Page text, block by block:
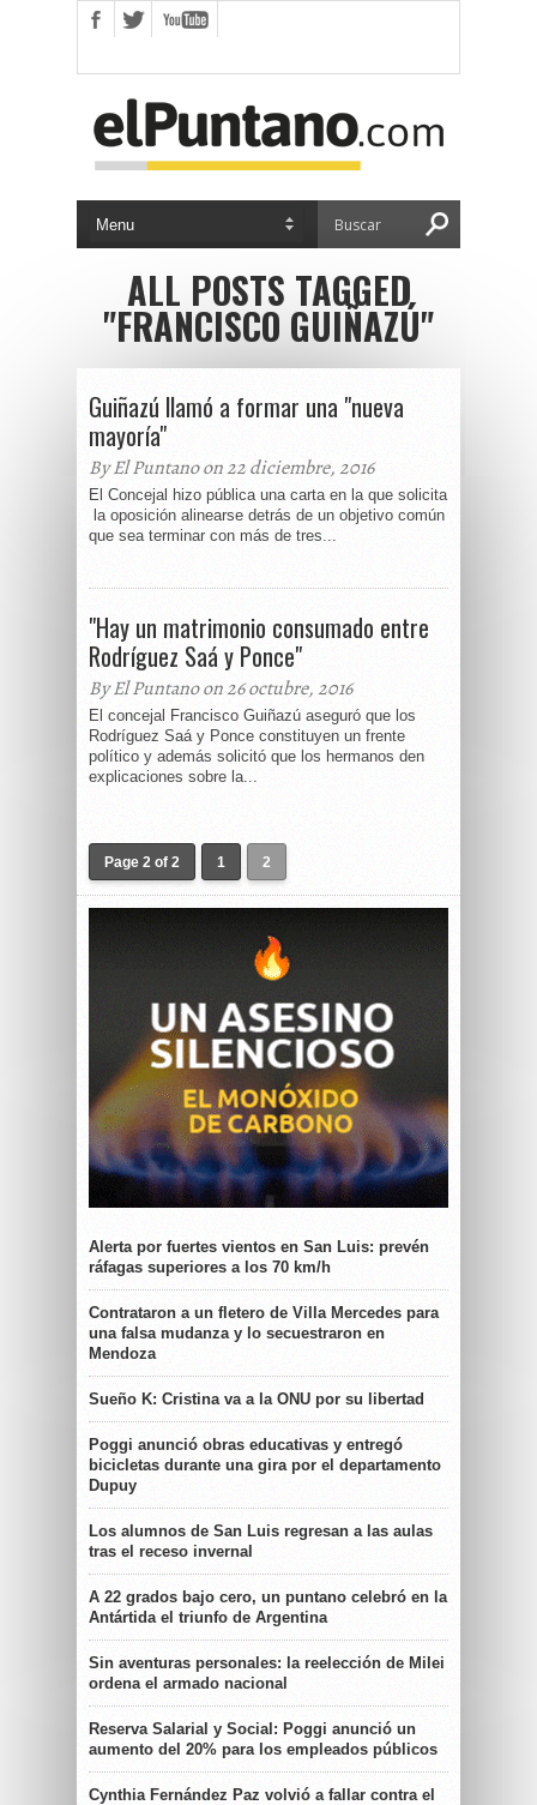
ALL POSTS TAGGED
"FRANCISCO GUIÑAZÚ"
Guiñazú llamó a formar una "nueva
mayoría"
By El Puntano on 22 diciembre, 2016
El Concejal hizo pública una carta en la que solicita
la oposición alinearse detrás de un objetivo común
que sea terminar con más de tres...
"Hay un matrimonio consumado entre
Rodríguez Saá y Ponce"
By El Puntano on 26 octubre, 2016
El concejal Francisco Guiñazú aseguró que los
Rodríguez Saá y Ponce constituyen un frente
político y además solicitó que los hermanos den
explicaciones sobre la...
Page 2 of 2 1 2
Alerta por fuertes vientos en San Luis: prevén
ráfagas superiores a los 70 km/h
Contrataron a un fletero de Villa Mercedes para
una falsa mudanza y lo secuestraron en
Mendoza
Sueño K: Cristina va a la ONU por su libertad
Poggi anunció obras educativas y entregó
bicicletas durante una gira por el departamento
Dupuy
Los alumnos de San Luis regresan a las aulas
tras el receso invernal
A 22 grados bajo cero, un puntano celebró en la
Antártida el triunfo de Argentina
Sin aventuras personales: la reelección de Milei
ordena el armado nacional
Reserva Salarial y Social: Poggi anunció un
aumento del 20% para los empleados públicos
Cynthia Fernández Paz volvió a fallar contra el